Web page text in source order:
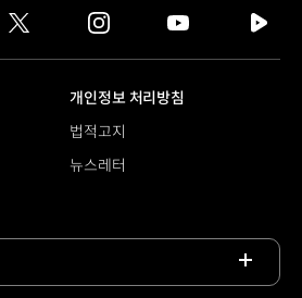
GROUP
twitter instagram
tv
개인정보 처리방침
법적고지
뉴스레터